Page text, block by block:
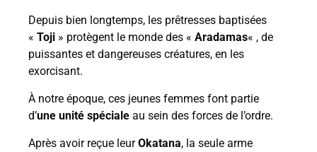
Depuis bien longtemps, les prêtresses baptisées
« Toji » protègent le monde des « Aradamas« , de
puissantes et dangereuses créatures, en les
exorcisant.
À notre époque, ces jeunes femmes font partie
d’une unité spéciale au sein des forces de l’ordre.
Après avoir reçue leurOkatana, la seule arme